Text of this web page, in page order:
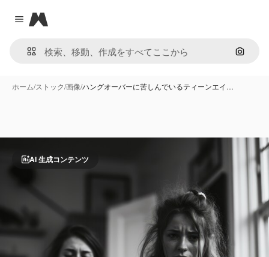
Close menu
Magnific
画像で
ホーム/ストック/画像/ハングオーバーに苦しんでいるティーンエイ…
AI 生成コンテンツ